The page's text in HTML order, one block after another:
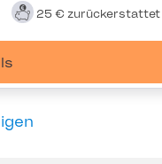
25 € zurückerstattet